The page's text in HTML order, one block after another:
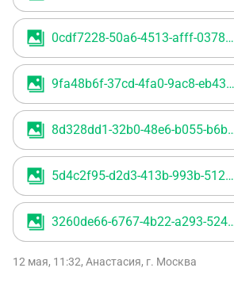
0cdf7228-50a6-4513-afff-03789b57eac8
9fa48b6f-37cd-4fa0-9ac8-eb43be55b368
8d328dd1-32b0-
5d4c2f95-d2d3-413b-993b-512b6b5c8fb1
3260de66-6767-
12 мая, 11:32, Анастасия, г. Москва